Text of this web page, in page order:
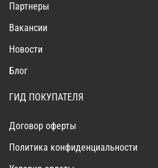
Партнеры
Вакансии
Новости
Блог
ГИД ПОКУПАТЕЛЯ
Договор оферты
Политика конфиденциальности